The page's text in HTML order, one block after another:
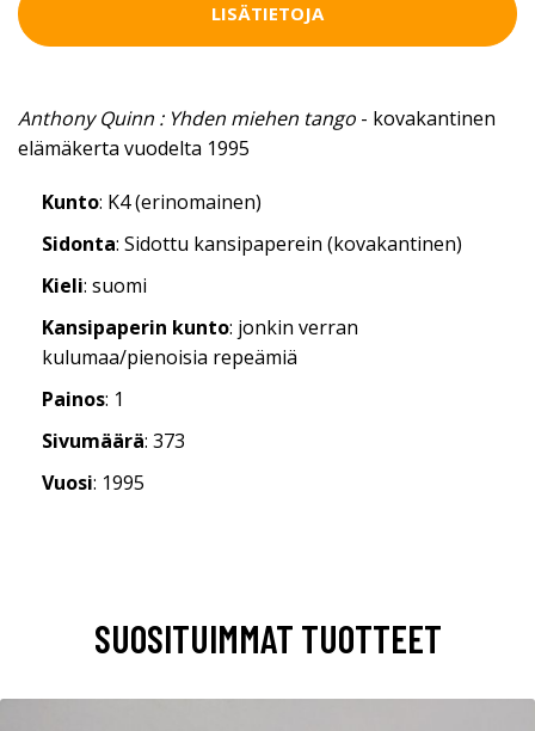
LISÄTIETOJA
Anthony Quinn : Yhden miehen tango - kovakantinen
elämäkerta vuodelta 1995
Kunto: K4 (erinomainen)
Sidonta: Sidottu kansipaperein (kovakantinen)
Kieli: suomi
Kansipaperin kunto: jonkin verran
kulumaa/pienoisia repeämiä
Painos: 1
Sivumäärä: 373
Vuosi: 1995
SUOSITUIMMAT TUOTTEET